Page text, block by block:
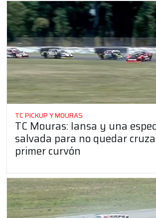
TC PICKUP Y MOURAS
TC Mouras: Iansa y una
salvada para no quedar
primer curvón